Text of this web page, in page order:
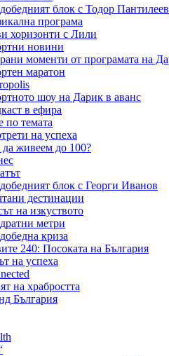
блок с Тодор Пантилеев
програма
хоризонти с Лили
новини
моменти от програмата на
маратон
шоу на Дарик в аванс
в ефира
по темата
на успеха
живеем до 100?
блок с Георги Иванов
дестинации
на изкуството
метри
криза
240: Посоката на България
на успеха
на храбростта
България